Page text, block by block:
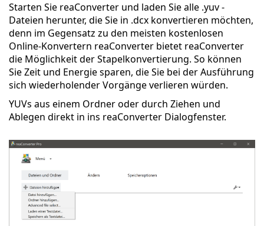
Starten Sie reaConverter und laden Sie alle .yuv -
Dateien herunter, die Sie in .dcx konvertieren möchten,
denn im Gegensatz zu den meisten kostenlosen
Online-Konvertern reaConverter bietet reaConverter
die Möglichkeit der Stapelkonvertierung. So können
Sie Zeit und Energie sparen, die Sie bei der Ausführung
sich wiederholender Vorgänge verlieren würden.
YUVs aus einem Ordner oder durch Ziehen und
Ablegen direkt in ins reaConverter Dialogfenster.